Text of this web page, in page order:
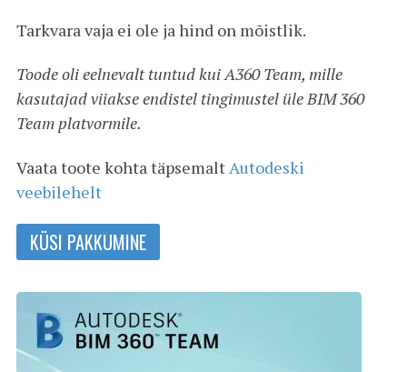
Tarkvara vaja ei ole ja hind on mõistlik.
Toode oli eelnevalt tuntud kui A360 Team, mille
kasutajad viiakse endistel tingimustel üle BIM 360
Team platvormile.
Vaata toote kohta täpsemalt Autodeski
veebilehelt
KÜSI PAKKUMINE